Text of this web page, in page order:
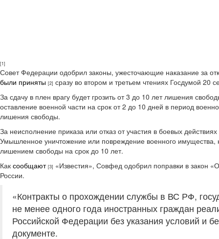
[1]
Совет Федерации одобрил законы, ужесточающие наказание за
были приняты [2] сразу во втором и третьем чтениях Госдумой 20
За сдачу в плен врагу будет грозить от 3 до 10 лет лишения
оставление военной части на срок от 2 до 10 дней в период
лишения свободы.
За неисполнение приказа или отказ от участия в боевых
Умышленное уничтожение или повреждение военного имущества,
лишением свободы на срок до 10 лет.
Как сообщают [3] «Известия», Совфед одобрил поправки в закон
России.
«Контракты о прохождении службы в ВС РФ,
не менее одного года иностранных граждан
Российской Федерации без указания условий и
документе.